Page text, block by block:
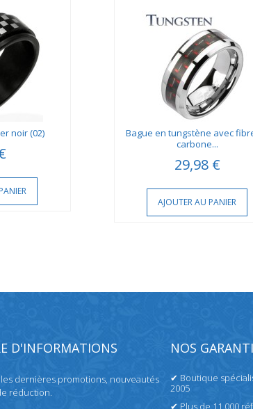
noir (02)
Bague en tungstène avec
carbone...
29,98 €
AJOUTER AU PANIER
D'INFORMATIONS
dernières promotions, nouveautés
réduction.
NOS
✔ Boutique
2005
✔ Plus de 11 000